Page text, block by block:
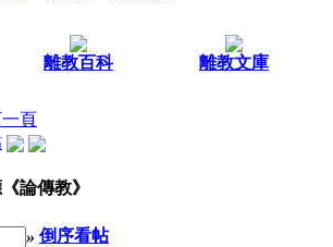
離教百科 離教文庫
頁
論傳教》
» 倒序看帖